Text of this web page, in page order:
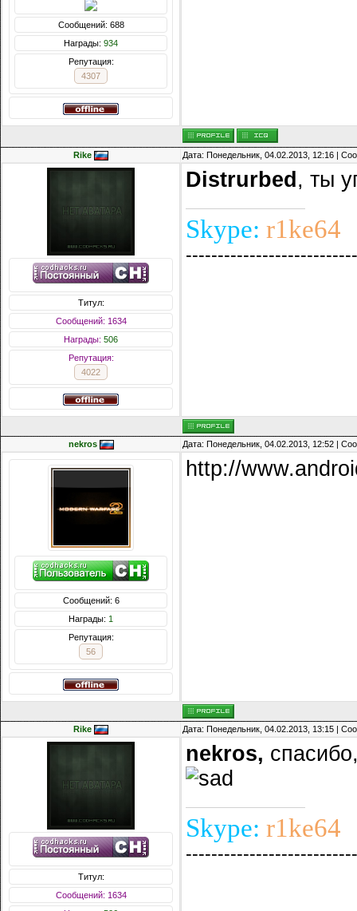
Сообщений: 688
Награды: 934
Репутация:
4307
Rike Дата: Понедельник, 04.02.2013, 12:16 |
Титул:
Сообщений: 1634
Награды: 506
Репутация:
4022
Distrurbed , ты
Skype: r1ke64
nekros Дата: Понедельник, 04.02.2013, 12:52 |
Сообщений: 6
Награды: 1
Репутация:
56
http://
Rike Дата: Понедельник, 04.02.2013, 13:15 |
Титул:
Сообщений: 1634
nekros,
Skype: r1ke64